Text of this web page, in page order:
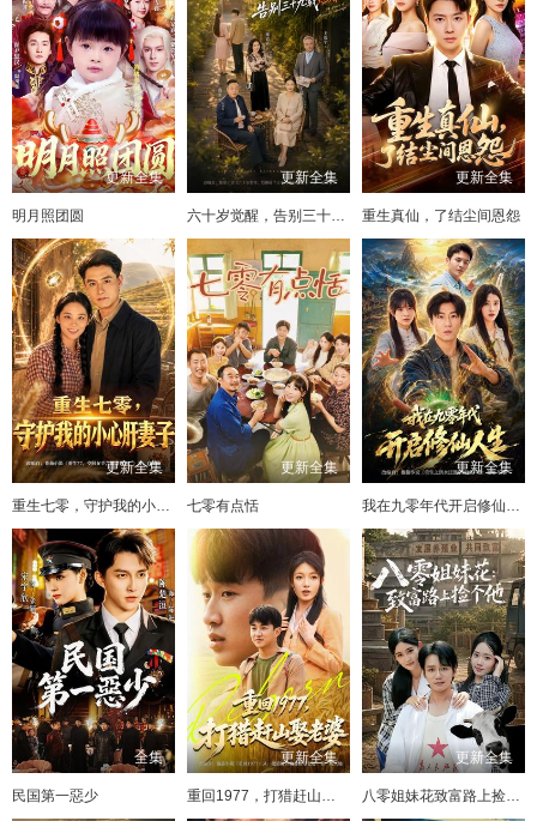
更新全集
明月照团圆
更新全集
六十岁觉醒，告别三十九载烂婚姻
更新全集
重生真仙，了结尘间恩怨
更新全集
重生七零，守护我的小心肝妻子
更新全集
七零有点恬
更新全集
我在九零年代开启修仙人生
全集
民国第一惡少
更新全集
重回1977，打猎赶山娶老婆
更新全集
八零姐妹花致富路上捡个他